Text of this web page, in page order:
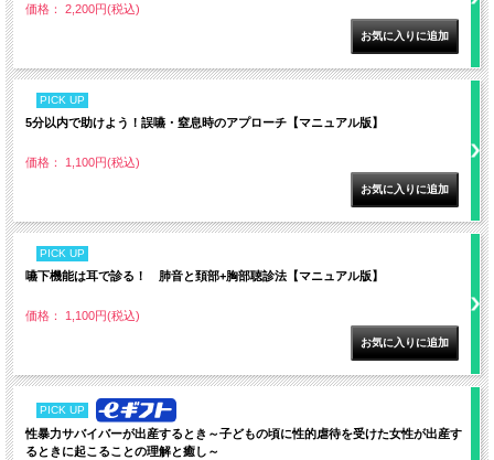
価格： 2,200円(税込)
PICK UP
5分以内で助けよう！誤嚥・窒息時のアプローチ【マニュアル版】
価格： 1,100円(税込)
PICK UP
嚥下機能は耳で診る！ 肺音と頚部+胸部聴診法【マニュアル版】
価格： 1,100円(税込)
PICK UP
性暴力サバイバーが出産するとき～子どもの頃に性的虐待を受けた女性が出産す
るときに起こることの理解と癒し～